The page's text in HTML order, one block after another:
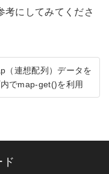
考にしてみてくださ
（連想配列）データを
でmap-get()を利用
ド